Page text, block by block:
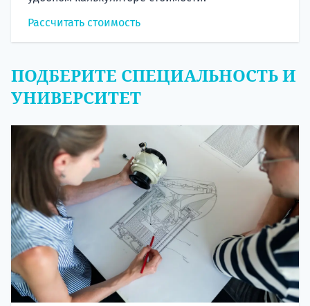
Рассчитать стоимость
ПОДБЕРИТЕ СПЕЦИАЛЬНОСТЬ И
УНИВЕРСИТЕТ